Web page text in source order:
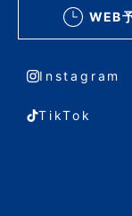
WEB
Instagram
TikTok